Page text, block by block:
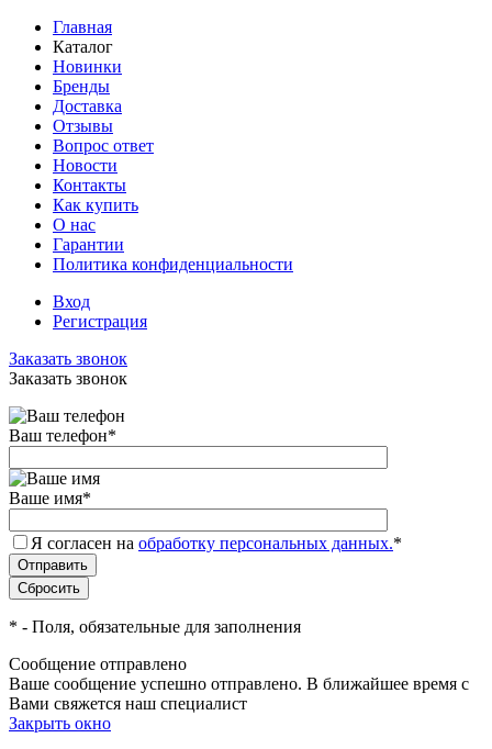
Главная
Каталог
Новинки
Бренды
Доставка
Отзывы
Вопрос ответ
Новости
Контакты
Как купить
О нас
Гарантии
Политика конфиденциальности
Вход
Регистрация
Заказать звонок
Заказать звонок
Ваш телефон*
Ваше имя*
Я согласен на обработку персональных данных.*
* - Поля, обязательные для заполнения
Сообщение отправлено
Ваше сообщение успешно отправлено. В ближайшее время с
Вами свяжется наш специалист
Закрыть окно